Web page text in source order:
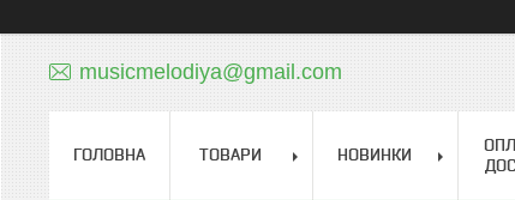
musicmelodiya@gmail.com
ГОЛОВНА ТОВАРИ НОВИНКИ